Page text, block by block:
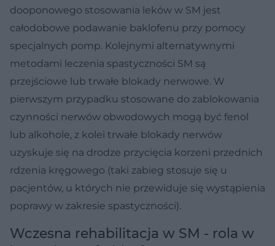
dooponowego stosowania leków w SM jest
całodobowe podawanie baklofenu przy pomocy
specjalnych pomp. Kolejnymi alternatywnymi
metodami leczenia spastyczności SM są
przejściowe lub trwałe blokady nerwowe. W
pierwszym przypadku stosowane do zablokowania
czynności nerwów obwodowych mogą być fenol
lub alkohole, z kolei trwałe blokady nerwów
uzyskuje się na drodze przycięcia korzeni przednich
rdzenia kręgowego (taki zabieg stosuje się u
pacjentów, u których nie przewiduje się wystąpienia
poprawy w zakresie spastyczności).
Wczesna rehabilitacja w SM - rola w